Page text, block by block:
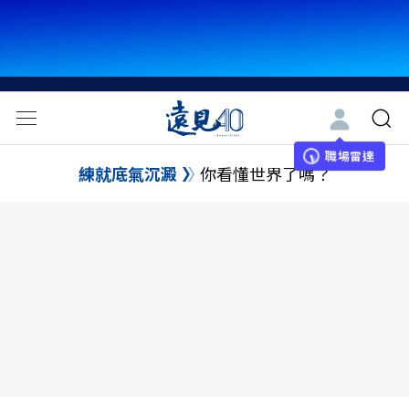
職場雷達
練就底氣沉澱 你看懂世界了嗎？